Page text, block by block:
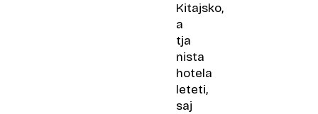
Kitajsko,
a
tja
nista
hotela
leteti,
saj